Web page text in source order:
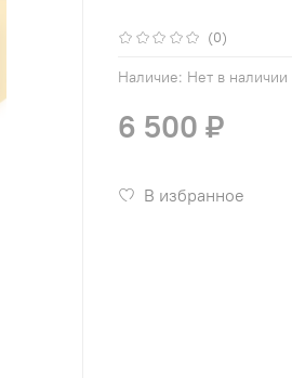
(0)
Наличие: Нет в наличии
6 500 ₽
В избранное